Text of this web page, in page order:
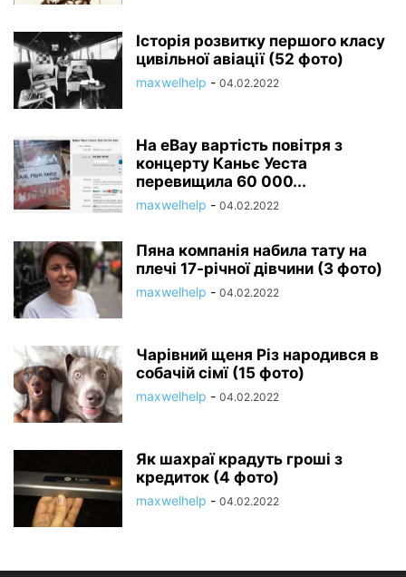
Історія розвитку першого класу
цивільної авіації (52 фото)
maxwelhelp - 04.02.2022
На eBay вартість повітря з
концерту Каньє Уеста
перевищила 60 000...
maxwelhelp - 04.02.2022
Пяна компанія набила тату на
плечі 17-річної дівчини (3 фото)
maxwelhelp - 04.02.2022
Чарівний щеня Різ народився в
собачій сімї (15 фото)
maxwelhelp - 04.02.2022
Як шахраї крадуть гроші з
кредиток (4 фото)
maxwelhelp - 04.02.2022